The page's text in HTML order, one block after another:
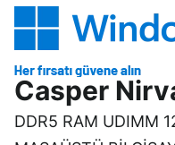
Casper
DDR5 RAM UDIMM